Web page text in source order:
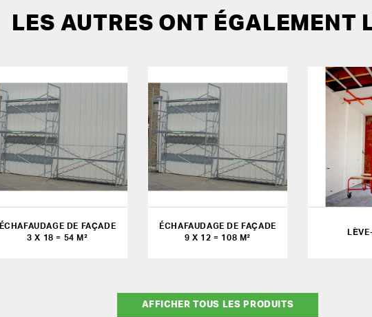
LES AUTRES ONT ÉGALEMENT
ÉCHAFAUDAGE DE FAÇADE
3 X 18 = 54 M²
ÉCHAFAUDAGE DE FAÇADE
9 X 12 = 108 M²
AFFICHER TOUS LES PRODUITS